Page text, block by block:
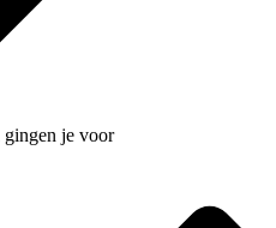
gingen je voor